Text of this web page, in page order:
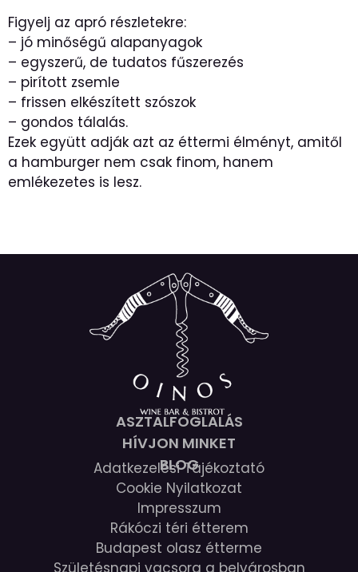
Figyelj az apró részletekre:
– jó minőségű alapanyagok
– egyszerű, de tudatos fűszerezés
– pirított zsemle
– frissen elkészített szószok
– gondos tálalás.
Ezek együtt adják azt az éttermi élményt, amitől
a hamburger nem csak finom, hanem
emlékezetes is lesz.
ASZTALFOGLALÁS
HÍVJON MINKET
BLOG
Adatkezelési Tájékoztató
Cookie Nyilatkozat
Impresszum
Rákóczi téri étterem
Budapest olasz étterme
Születésnapi vacsora a belvárosban